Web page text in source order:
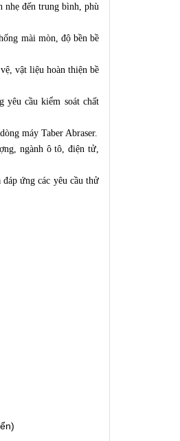
đến trung bình, phù
mài mòn, độ bền bề
vật liệu hoàn thiện bề
cầu kiểm soát chất
máy Taber Abraser.
ngành ô tô, điện tử,
ứng các yêu cầu thử